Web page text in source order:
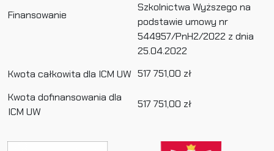
Finansowanie
Szkolnictwa Wyższego na
podstawie umowy nr
544957/PnH2/2022 z dnia
25.04.2022
Kwota całkowita dla ICM UW 517 751,00 zł
Kwota dofinansowania dla
ICM UW
517 751,00 zł